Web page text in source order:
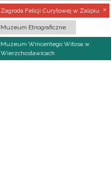
Zagroda Felicji Curyłowej w Zalipiu
Muzeum Etnograficzne
Muzeum Wincentego Witosa w
Wierzchosławicach